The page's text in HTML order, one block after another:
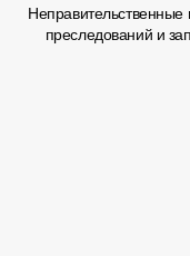
преследований и